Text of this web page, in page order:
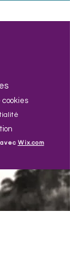
Wix.com